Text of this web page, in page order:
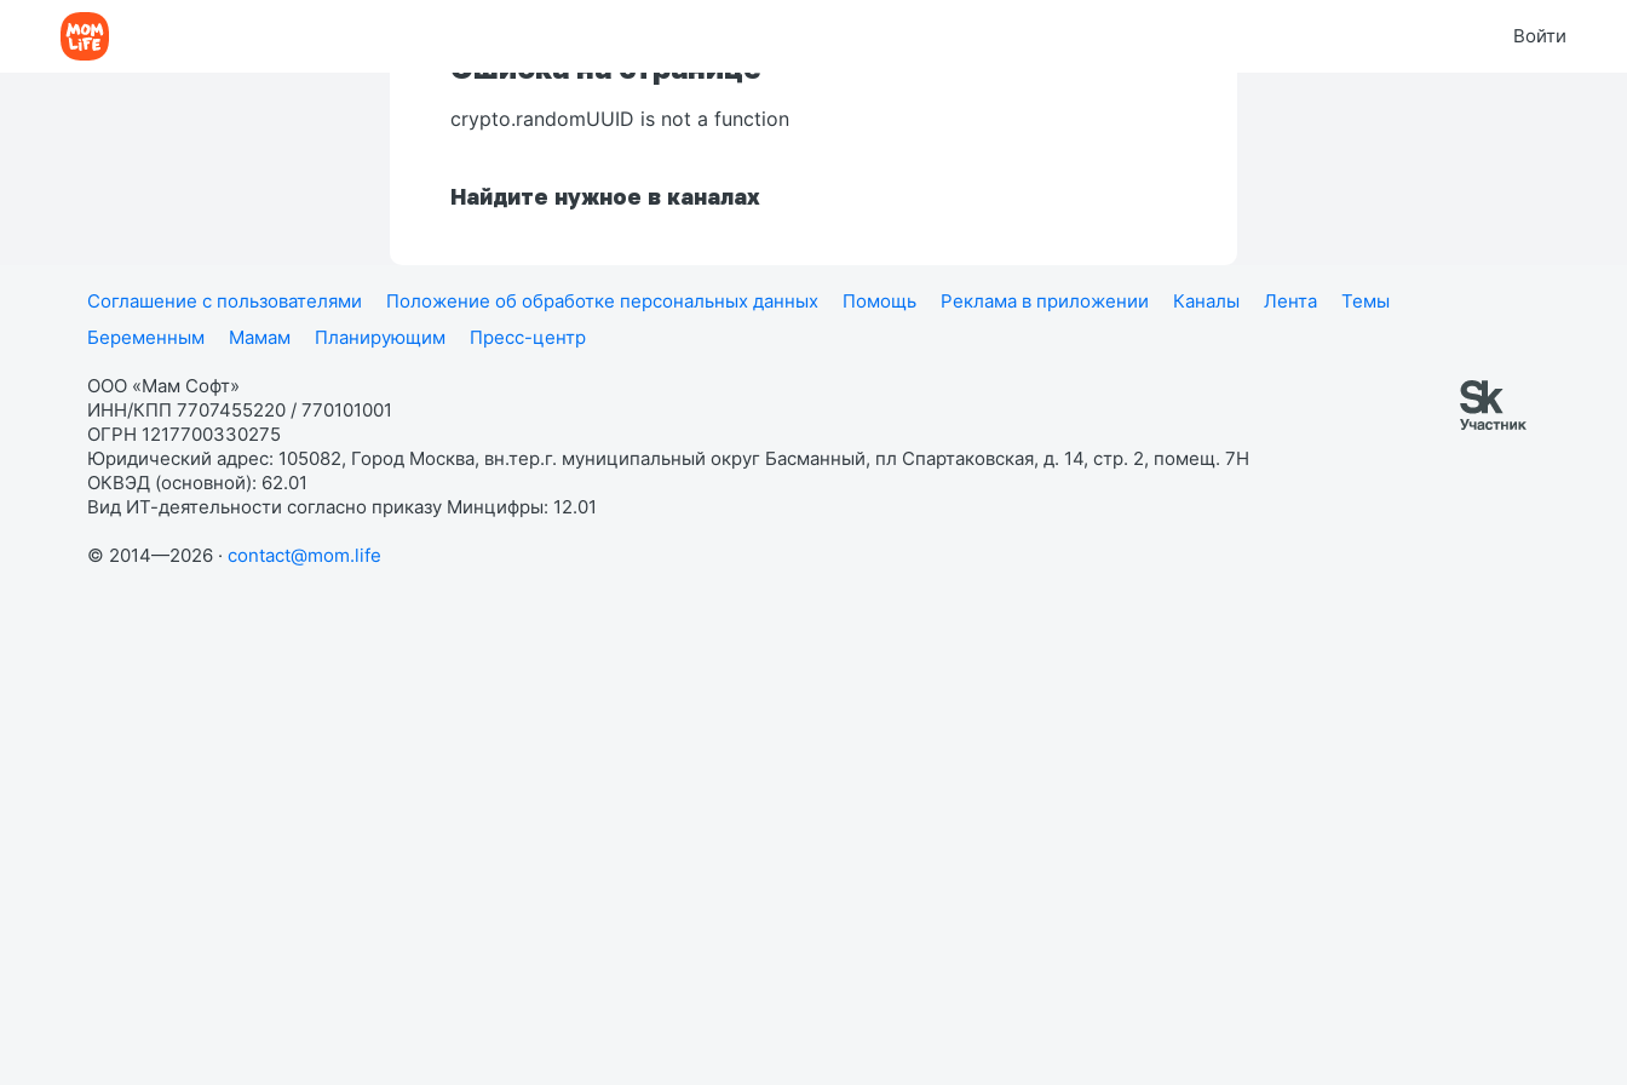
Войти
Ошибка на странице
crypto.randomUUID is not a function
Найдите нужное в каналах
Соглашение с пользователями Положение об обработке персональных данных Помощь Реклама в приложении Каналы Лента
Темы
Беременным
Мамам Планирующим Пресс-центр
ООО «Мам Софт»
ИНН/КПП 7707455220 / 770101001
ОГРН 1217700330275
Юридический адрес: 105082, Город Москва, вн.тер.г. муниципальный округ Басманный, пл Спартаковская, д. 14, стр. 2, помещ. 7Н
ОКВЭД (основной): 62.01
Вид ИТ-деятельности согласно приказу Минцифры: 12.01
© 2014—2026 · contact@mom.life